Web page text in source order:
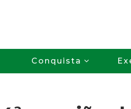
Conquista